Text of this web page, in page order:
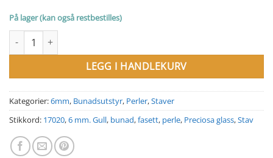
På lager (kan også restbestilles)
6 mm stav 17020 Preciosa antall
LEGG I HANDLEKURV
Kategorier:6mm, Bunadsutstyr, Perler,Staver
Stikkord: 17020,6 mm. Gull, bunad,fasett, perle, Preciosa glass,Stav